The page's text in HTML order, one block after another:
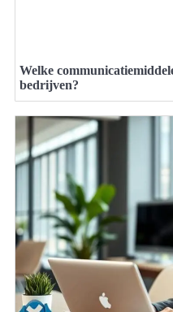
Welke
bedrijven?